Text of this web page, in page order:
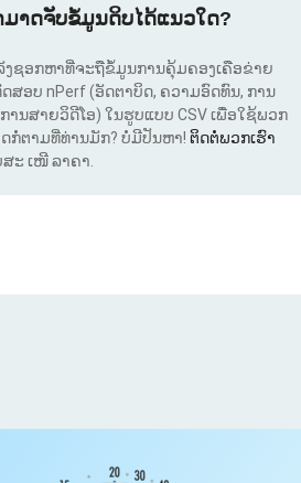
າດຈັບຂໍ້ມູນດິບໄດ້ແນວໃດ?
ງຊອກຫາທີ່ຈະຖືຂໍ້ມູນການຄຸ້ມຄອງເຄືອຂ່າຍ
ສອບ nPerf (ອັດຕາບິດ, ຄວາມອົດທົນ, ການ
ານສາຍວິດີໂອ) ໃນຮູບແບບ CSV ເພື່ອໃຊ້ພວກ
ກໍ່ຕາມທີ່ທ່ານມັກ? ບໍ່ມີປັນຫາ! ຕິດຕໍ່ພວກເຮົາ
ະ ເໜີ ລາຄາ.